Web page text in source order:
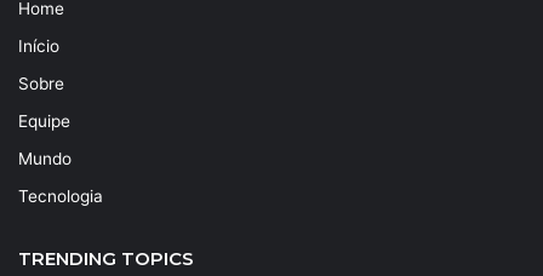
Home
Início
Sobre
Equipe
Mundo
Tecnologia
TRENDING TOPICS